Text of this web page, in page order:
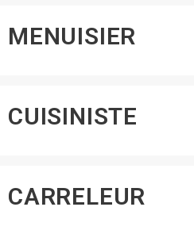
MENUISIER
CUISINISTE
CARRELEUR